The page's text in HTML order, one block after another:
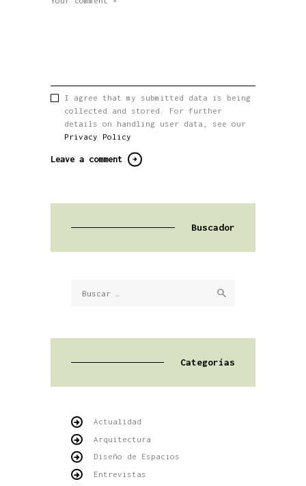
I agree that my submitted data is being
collected and stored. For further
details on handling user data, see our
Privacy Policy
Buscador
Categorías
Actualidad
Arquitectura
Diseño de Espacios
Entrevistas